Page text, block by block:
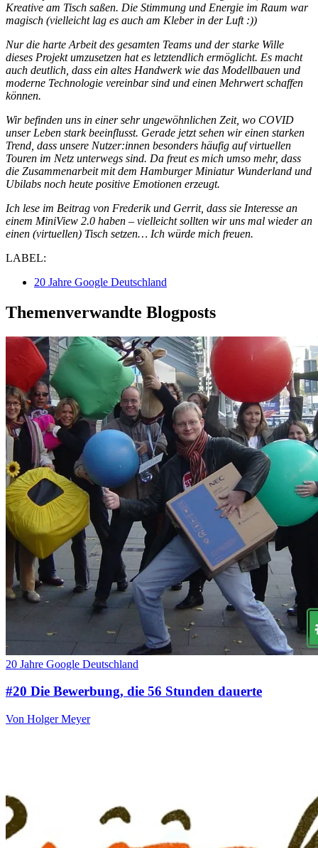
Kreative am Tisch saßen. Die Stimmung und Energie im Raum war
magisch (vielleicht lag es auch am Kleber in der Luft :))
Nur die harte Arbeit des gesamten Teams und der starke Wille
dieses Projekt umzusetzen hat es letztendlich ermöglicht. Es macht
auch deutlich, dass ein altes Handwerk wie das Modellbauen und
moderne Technologie vereinbar sind und einen Mehrwert schaffen
können.
Wir befinden uns in einer sehr ungewöhnlichen Zeit, wo COVID
unser Leben stark beeinflusst. Gerade jetzt sehen wir einen starken
Trend, dass unsere Nutzer:innen besonders häufig auf virtuellen
Touren im Netz unterwegs sind. Da freut es mich umso mehr, dass
die Zusammenarbeit mit dem Hamburger Miniatur Wunderland und
Ubilabs noch heute positive Emotionen erzeugt.
Ich lese im Beitrag von Frederik und Gerrit, dass sie Interesse an
einem MiniView 2.0 haben – vielleicht sollten wir uns mal wieder an
einen (virtuellen) Tisch setzen… Ich würde mich freuen.
LABEL:
20 Jahre Google Deutschland
Themenverwandte Blogposts
20 Jahre Google Deutschland
#20 Die Bewerbung, die 56 Stunden dauerte
Von Holger Meyer